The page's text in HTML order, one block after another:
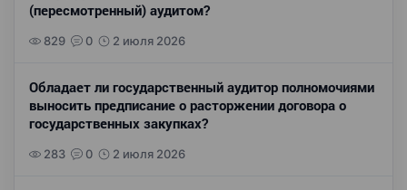
(пересмотренный) аудитом?
829 0 2 июля 2026
Обладает ли государственный аудитор полномочиями
выносить предписание о расторжении договора о
государственных закупках?
283 0 2 июля 2026